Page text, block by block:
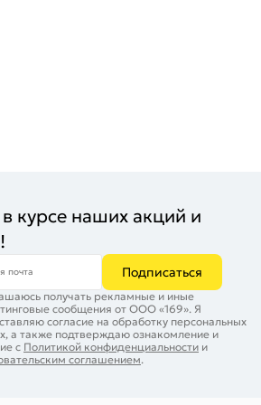
курсе наших акций и
почта Подписаться
получать рекламные и иные
сообщения от ООО «169». Я
согласие на обработку персональных
а также подтверждаю ознакомление и
с Политикой конфиденциальности и
соглашением.